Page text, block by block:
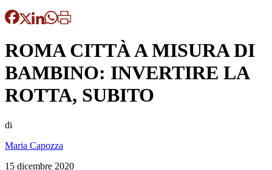
ROMA CITTÀ A MISURA DI
BAMBINO: INVERTIRE LA
ROTTA, SUBITO
di
Maria Capozza
15 dicembre 2020